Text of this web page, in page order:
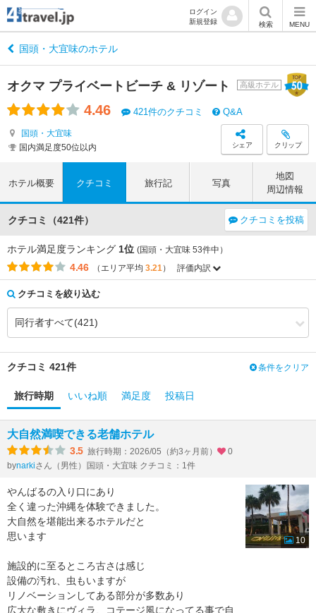
ログイン
新規登録
検索 MENU
国頭・大宜味のホテル
オクマ プライベートビーチ & リゾート 高級ホテル
4.46 421件のクチコミ Q&A
国頭・大宜味
国内満足度50位以内
シェア クリップ
ホテル概要 クチコミ 旅行記 写真
地図
周辺情報
クチコミ（421件） クチコミを投稿
ホテル満足度ランキング 1位 (国頭・大宜味 53件中）
4.46 （エリア平均 3.21）
評価内訳
評価項目
エリア平均
このホテルの平均
アクセス
コストパフォーマンス
接客対応 3.89 4.16（+0.27）
風呂
食事・ドリンク
クチコミを絞り込む
クチコミ 421件 条件をクリア
旅行時期 いいね順 満足度 投稿日
大自然満喫できる老舗ホテル
3.5 旅行時期：2026/05（約3ヶ月前）
0
bynarkiさん（男性） 国頭・大宜味 クチコミ：1件
やんばるの入り口にあり
全く違った沖縄を体験できました。
大自然を堪能出来るホテルだと
思います
施設的に至るところ古さは感じ
設備の汚れ、虫もいますが
リノベーションしてある部分が多数あり
広大な敷きにヴィラ、コテージ風になってる事で自
10